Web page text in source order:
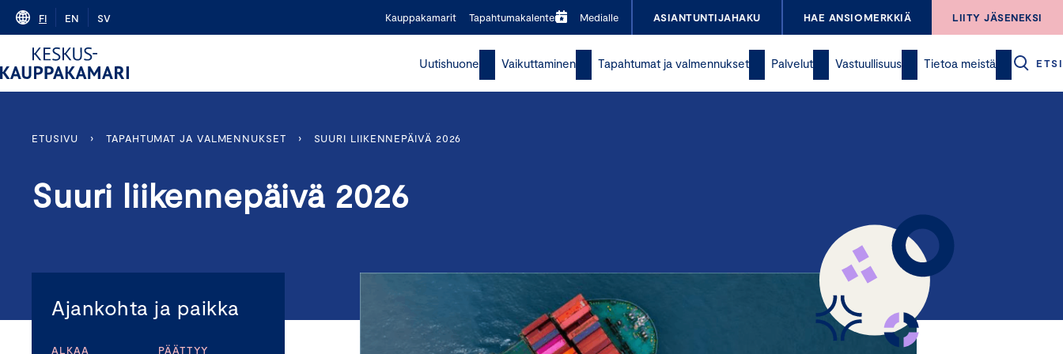
Skip
content
FI EN SV Kauppakamarit Tapahtumakalenteri Medialle ASIANTUNTIJAHAKU HAE ANSIOMERKKIÄ LIITY JÄSENEKSI
Uutishuone Vaikuttaminen Tapahtumat ja valmennukset Palvelut Vastuullisuus Tietoa meistä ETSI
ETUSIVU › TAPAHTUMAT JA VALMENNUKSET › SUURI LIIKENNEPÄIVÄ 2026
Suuri liikennepäivä 2026
Ajankohta ja paikka
ALKAA PÄÄTTYY